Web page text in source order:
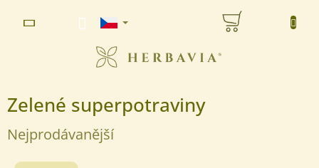
NÁKUPNÍ
Zelené superpotraviny
Nejprodávanější
www.herbavia.cz - Chat